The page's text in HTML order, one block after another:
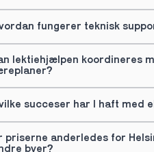
fungerer teknisk
lektiehjælpen koordineres
succeser har I haft med
priserne anderledes for
byer?